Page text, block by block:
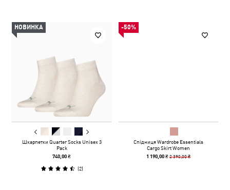
НОВИНКА
Шкарпетки Quarter Socks Unisex 3
Pack
740,00 ₴
(2)
-50%
Спідниця Wardrobe Essentials
Cargo Skirt Women
1 190,00 ₴2 390,00 ₴